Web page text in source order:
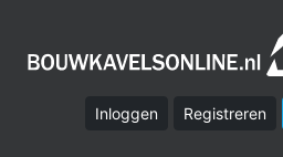
Inloggen Registreren